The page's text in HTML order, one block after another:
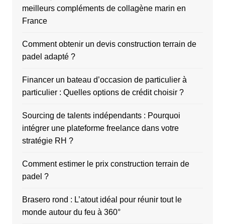
meilleurs compléments de collagène marin en
France
Comment obtenir un devis construction terrain de
padel adapté ?
Financer un bateau d’occasion de particulier à
particulier : Quelles options de crédit choisir ?
Sourcing de talents indépendants : Pourquoi
intégrer une plateforme freelance dans votre
stratégie RH ?
Comment estimer le prix construction terrain de
padel ?
Brasero rond : L’atout idéal pour réunir tout le
monde autour du feu à 360°